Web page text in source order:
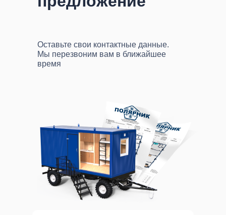
Оставьте свои контактные данные.
Мы перезвоним вам в ближайшее
время